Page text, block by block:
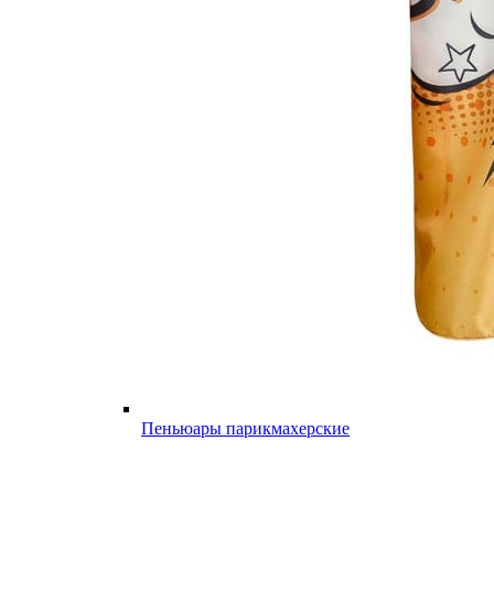
Пеньюары парикмахерские